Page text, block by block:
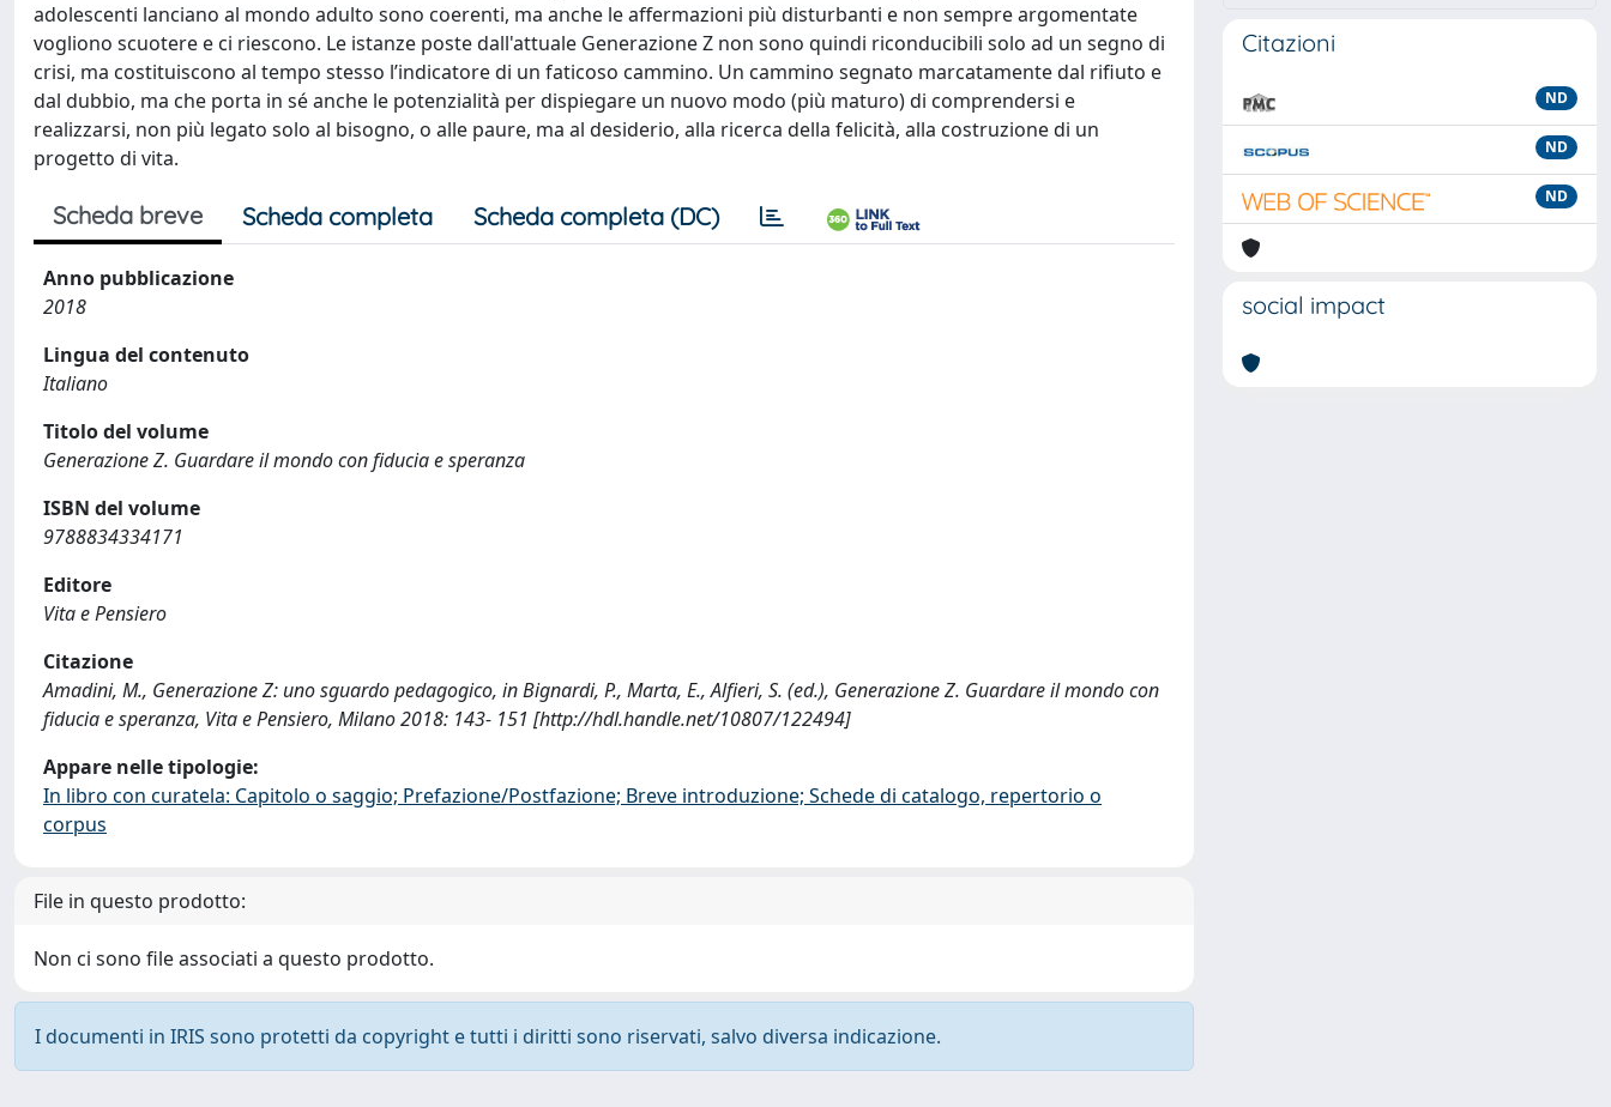
adolescenti lanciano al mondo adulto sono coerenti, ma anche le affermazioni più disturbanti e non sempre argomentate
vogliono scuotere e ci riescono. Le istanze poste dall'attuale Generazione Z non sono quindi riconducibili solo ad un segno di
crisi, ma costituiscono al tempo stesso l’indicatore di un faticoso cammino. Un cammino segnato marcatamente dal rifiuto e
dal dubbio, ma che porta in sé anche le potenzialità per dispiegare un nuovo modo (più maturo) di comprendersi e
realizzarsi, non più legato solo al bisogno, o alle paure, ma al desiderio, alla ricerca della felicità, alla costruzione di un
progetto di vita.
Scheda breve Scheda completa Scheda completa (DC)
Anno pubblicazione
2018
Lingua del contenuto
Italiano
Titolo del volume
Generazione Z. Guardare il mondo con fiducia e speranza
ISBN del volume
9788834334171
Editore
Vita e Pensiero
Citazione
Amadini, M., Generazione Z: uno sguardo pedagogico, in Bignardi, P., Marta, E., Alfieri, S. (ed.), Generazione Z. Guardare il mondo con
fiducia e speranza, Vita e Pensiero, Milano 2018: 143- 151 [http://hdl.handle.net/10807/122494]
Appare nelle tipologie:
In libro con curatela: Capitolo o saggio; Prefazione/Postfazione; Breve introduzione; Schede di catalogo, repertorio o
corpus
File in questo prodotto:
Non ci sono file associati a questo prodotto.
I documenti in IRIS sono protetti da copyright e tutti i diritti sono riservati, salvo diversa indicazione.
Citazioni
ND
ND
ND
social impact